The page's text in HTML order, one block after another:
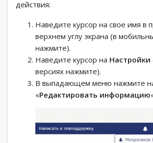
действия:
Наведите курсор на свое имя в
верхнем углу экрана (в
нажмите).
Наведите курсор на Настройки
версиях нажмите).
В выпадающем меню нажмите
«Редактировать информацию